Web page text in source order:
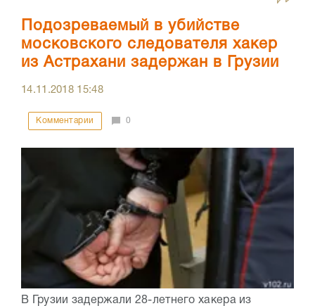
Подозреваемый в убийстве
московского следователя хакер
из Астрахани задержан в Грузии
14.11.2018 15:48
Комментарии 0
В Грузии задержали 28-летнего хакера из